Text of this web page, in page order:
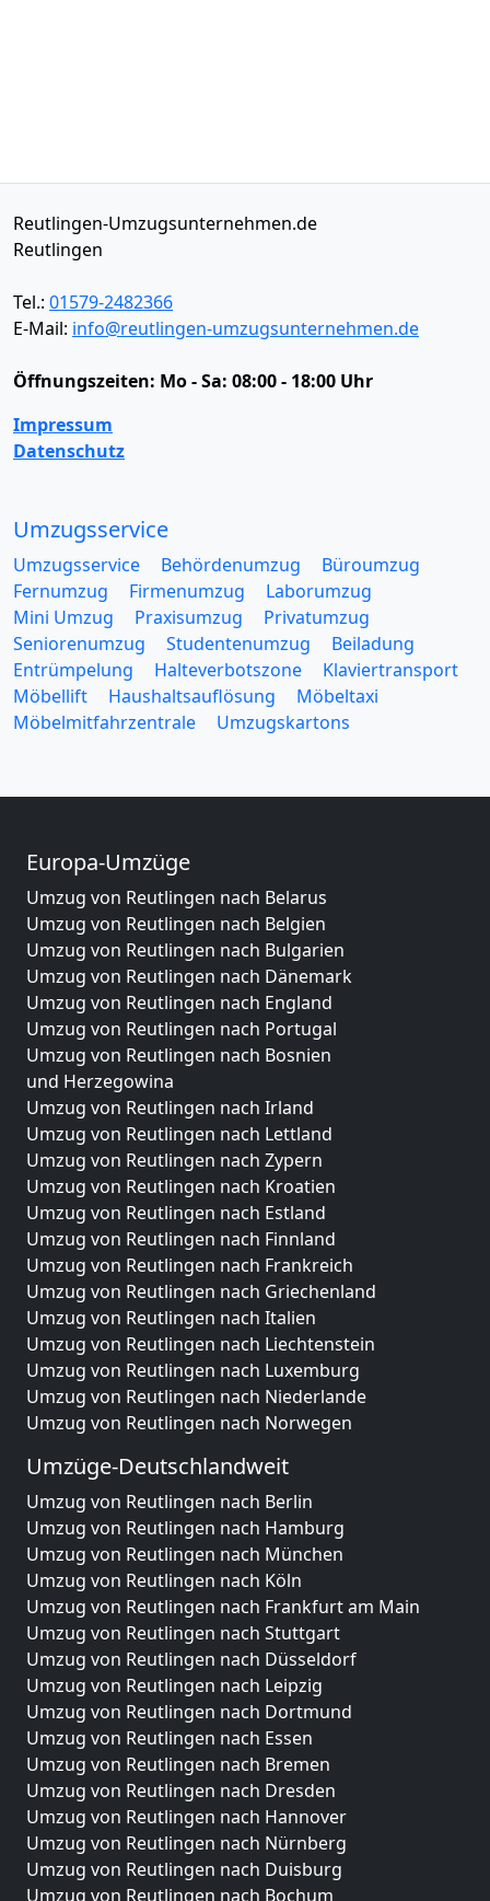
Reutlingen-Umzugsunternehmen.de
Reutlingen
Tel.: 01579-2482366
E-Mail: info@reutlingen-umzugsunternehmen.de
Öffnungszeiten: Mo - Sa: 08:00 - 18:00 Uhr
Impressum
Datenschutz
Umzugsservice
Umzugsservice Behördenumzug
Büroumzug
Fernumzug
Firmenumzug
Laborumzug
Mini Umzug
Praxisumzug
Privatumzug
Seniorenumzug
Studentenumzug
Beiladung
Entrümpelung
Halteverbotszone
Klaviertransport
Möbellift
Haushaltsauflösung
Möbeltaxi
Möbelmitfahrzentrale
Umzugskartons
Europa-Umzüge
Umzug von Reutlingen nach Belarus
Umzug von Reutlingen nach Belgien
Umzug von Reutlingen nach Bulgarien
Umzug von Reutlingen nach Dänemark
Umzug von Reutlingen nach England
Umzug von Reutlingen nach Portugal
Umzug von Reutlingen nach Bosnien
und Herzegowina
Umzug von Reutlingen nach Irland
Umzug von Reutlingen nach Lettland
Umzug von Reutlingen nach Zypern
Umzug von Reutlingen nach Kroatien
Umzug von Reutlingen nach Estland
Umzug von Reutlingen nach Finnland
Umzug von Reutlingen nach Frankreich
Umzug von Reutlingen nach Griechenland
Umzug von Reutlingen nach Italien
Umzug von Reutlingen nach Liechtenstein
Umzug von Reutlingen nach Luxemburg
Umzug von Reutlingen nach Niederlande
Umzug von Reutlingen nach Norwegen
Umzüge-Deutschlandweit
Umzug von Reutlingen nach Berlin
Umzug von Reutlingen nach Hamburg
Umzug von Reutlingen nach München
Umzug von Reutlingen nach Köln
Umzug von Reutlingen nach Frankfurt am Main
Umzug von Reutlingen nach Stuttgart
Umzug von Reutlingen nach Düsseldorf
Umzug von Reutlingen nach Leipzig
Umzug von Reutlingen nach Dortmund
Umzug von Reutlingen nach Essen
Umzug von Reutlingen nach Bremen
Umzug von Reutlingen nach Dresden
Umzug von Reutlingen nach Hannover
Umzug von Reutlingen nach Nürnberg
Umzug von Reutlingen nach Duisburg
Umzug von Reutlingen nach Bochum